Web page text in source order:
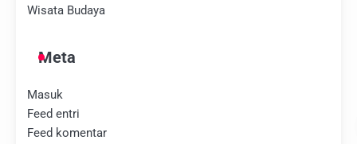
Wisata Budaya
Meta
Masuk
Feed entri
Feed komentar